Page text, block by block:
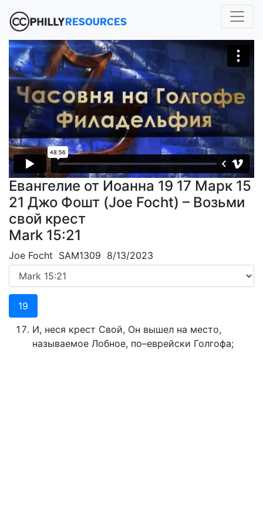
Евангелие от Иоанна 19 17 Марк 15
21 Джо Фошт (Joe Focht) – Возьми
свой крест
Mark 15:21
Joe Focht SAM1309 8/13/2023
19
И, неся крест Свой, Он вышел на место,
называемое Лобное, по–еврейски Голгофа;